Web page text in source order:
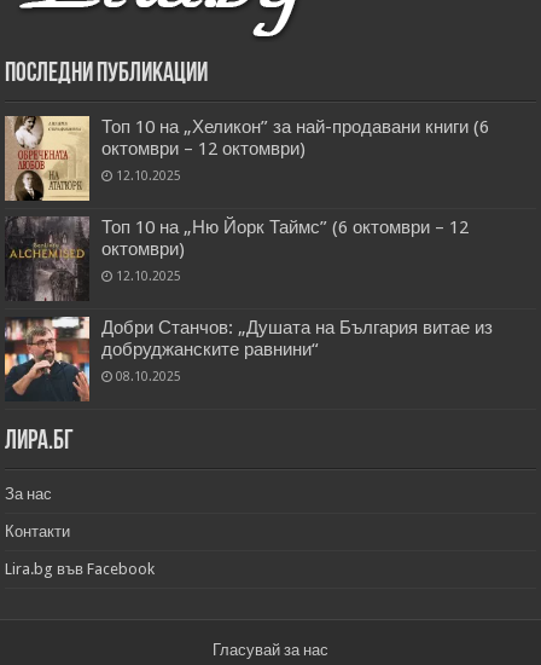
Последни публикации
Топ 10 на „Хеликон” за най-продавани книги (6
октомври – 12 октомври)
12.10.2025
Топ 10 на „Ню Йорк Таймс” (6 октомври – 12
октомври)
12.10.2025
Добри Станчов: „Душата на България витае из
добруджанските равнини“
08.10.2025
Лира.бг
За нас
Контакти
Lira.bg във Facebook
Гласувай за нас